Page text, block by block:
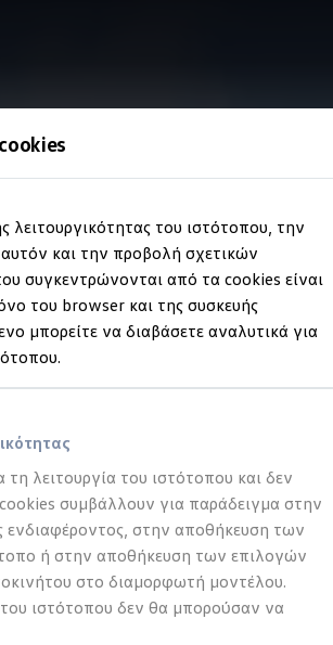
λειτουργικότητας του ιστότοπου, την
και την προβολή σχετικών
συγκεντρώνονται από τα cookies είναι
του browser και της συσκευής
μπορείτε να διαβάσετε αναλυτικά για
λειτουργία του ιστότοπου και δεν
συμβάλλουν για παράδειγμα στην
στην αποθήκευση των
ή στην αποθήκευση των επιλογών
στο διαμορφωτή μοντέλου.
ιστότοπου δεν θα μπορούσαν να
του